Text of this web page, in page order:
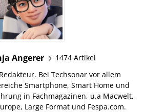
Angerer
1474 Artikel
Bei Techsonar vor allem
Smartphone, Smart Home und
in Fachmagazinen, u.a Macwelt,
Large Format und Fespa.com.